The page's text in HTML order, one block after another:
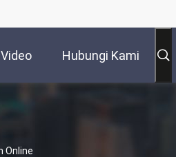
Video Hubungi Kami
Online